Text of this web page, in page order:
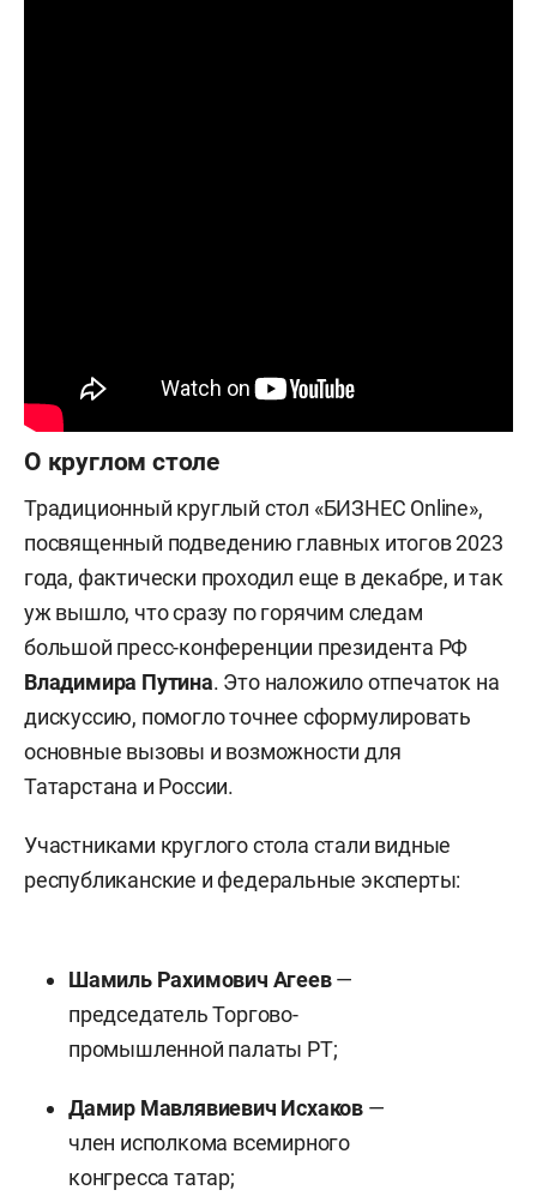
О круглом столе
Традиционный круглый стол «БИЗНЕС Online»,
посвященный подведению главных итогов 2023
года, фактически проходил еще в декабре, и так
уж вышло, что сразу по горячим следам
большой пресс-конференции президента РФ
Владимира Путина. Это наложило отпечаток на
дискуссию, помогло точнее сформулировать
основные вызовы и возможности для
Татарстана и России.
Участниками круглого стола стали видные
республиканские и федеральные эксперты:
Шамиль Рахимович Агеев—
председатель Торгово-
промышленной палаты РТ;
Дамир Мавлявиевич Исхаков —
член исполкома всемирного
конгресса татар;